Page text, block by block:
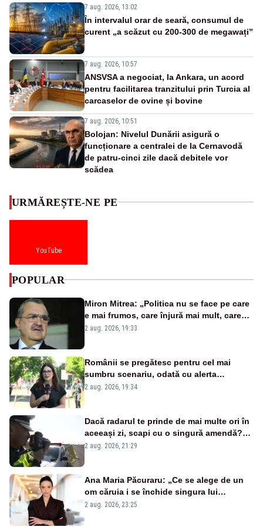
7 aug. 2026, 13:02
În intervalul orar de seară, consumul de
curent „a scăzut cu 200-300 de megawați”
7 aug. 2026, 10:57
ANSVSA a negociat, la Ankara, un acord
pentru facilitarea tranzitului prin Turcia al
carcaselor de ovine și bovine
7 aug. 2026, 10:51
Bolojan: Nivelul Dunării asigură o
funcționare a centralei de la Cernavodă
de patru-cinci zile dacă debitele vor
scădea
URMĂREȘTE-NE PE
YouTube
POPULAR
Miron Mitrea: „Politica nu se face pe care
e mai frumos, care înjură mai mult, care
țipă mai tare, ci pe proiecte”
2 aug. 2026, 19:33
Românii se pregătesc pentru cel mai
sumbru scenariu, odată cu alerta
energetică
2 aug. 2026, 19:34
Dacă radarul te prinde de mai multe ori în
aceeași zi, scapi cu o singură amendă?
Ce spune legea
2 aug. 2026, 21:29
Ana Maria Păcuraru: „Ce se alege de un
om căruia i se închide singura lui
portiță?”
2 aug. 2026, 23:25